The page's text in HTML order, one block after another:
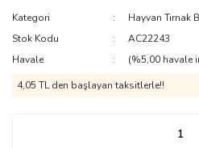
Kategori Hayvan Tırnak
Stok Kodu
AC22243
Havale
(%5,00 havale
4,05 TL den başlayan taksitlerle!!